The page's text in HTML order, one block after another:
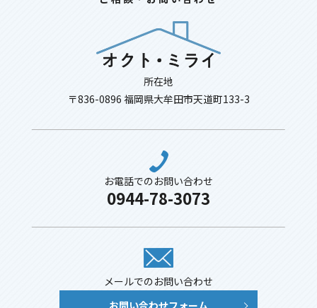
所在地
〒836-0896 福岡県大牟田市天道町133-3
お電話でのお問い合わせ
0944-78-3073
メールでのお問い合わせ